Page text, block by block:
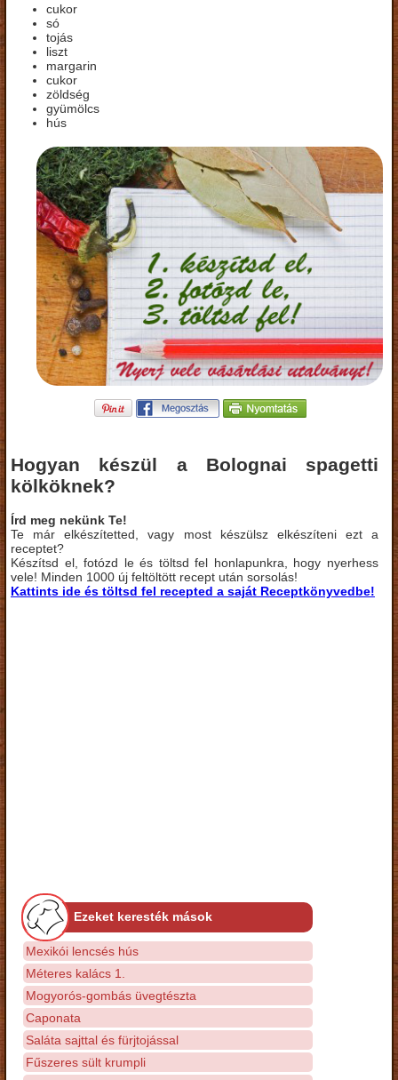
cukor
só
tojás
liszt
margarin
cukor
zöldség
gyümölcs
hús
Hogyan készül a Bolognai spagetti
kölköknek?
Írd meg nekünk Te!
Te már elkészítetted, vagy most készülsz elkészíteni ezt a
receptet?
Készítsd el, fotózd le és töltsd fel honlapunkra, hogy nyerhess
vele! Minden 1000 új feltöltött recept után sorsolás!
Kattints ide és töltsd fel recepted a saját Receptkönyvedbe!
Ezeket keresték mások
Mexikói lencsés hús
Méteres kalács 1.
Mogyorós-gombás üvegtészta
Caponata
Saláta sajttal és fürjtojással
Fűszeres sült krumpli